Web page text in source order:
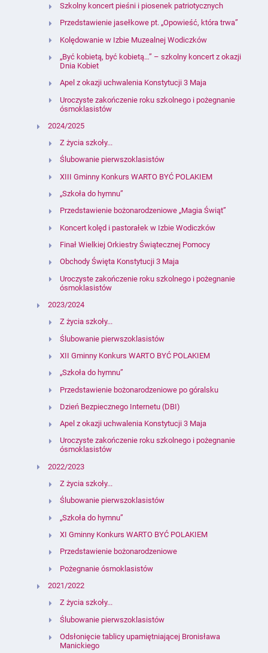
Szkolny koncert pieśni i piosenek patriotycznych
Przedstawienie jasełkowe pt. „Opowieść, która trwa”
Kolędowanie w Izbie Muzealnej Wodiczków
„Być kobietą, być kobietą…” – szkolny koncert z okazji
Dnia Kobiet
Apel z okazji uchwalenia Konstytucji 3 Maja
Uroczyste zakończenie roku szkolnego i pożegnanie
ósmoklasistów
2024/2025
Z życia szkoły...
Ślubowanie pierwszoklasistów
XIII Gminny Konkurs WARTO BYĆ POLAKIEM
„Szkoła do hymnu”
Przedstawienie bożonarodzeniowe „Magia Świąt”
Koncert kolęd i pastorałek w Izbie Wodiczków
Finał Wielkiej Orkiestry Świątecznej Pomocy
Obchody Święta Konstytucji 3 Maja
Uroczyste zakończenie roku szkolnego i pożegnanie
ósmoklasistów
2023/2024
Z życia szkoły...
Ślubowanie pierwszoklasistów
XII Gminny Konkurs WARTO BYĆ POLAKIEM
„Szkoła do hymnu”
Przedstawienie bożonarodzeniowe po góralsku
Dzień Bezpiecznego Internetu (DBI)
Apel z okazji uchwalenia Konstytucji 3 Maja
Uroczyste zakończenie roku szkolnego i pożegnanie
ósmoklasistów
2022/2023
Z życia szkoły...
Ślubowanie pierwszoklasistów
„Szkoła do hymnu”
XI Gminny Konkurs WARTO BYĆ POLAKIEM
Przedstawienie bożonarodzeniowe
Pożegnanie ósmoklasistów
2021/2022
Z życia szkoły...
Ślubowanie pierwszoklasistów
Odsłonięcie tablicy upamiętniającej Bronisława
Manickiego